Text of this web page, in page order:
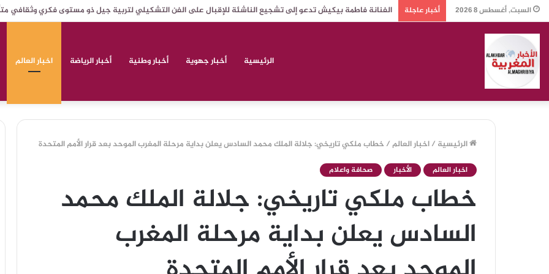
السبت, أغسطس 8 2026 أخبار عاجلة الفنانة فاطمة بيكيش تدعو إلى تشجيع الناشئة للإقبال على الفن التشكيلي لتربية جيل ذو مستوى فكري وثقافي
الرئيسية أخبار جهوية أخبار وطنية أخبار الرياضة اخبار العالم
الرئيسية /اخبار العالم / خطاب ملكي تاريخي: جلالة الملك محمد السادس يعلن بداية مرحلة المغرب الموحد بعد قرار الأمم المتحدة
اخبار العالم الأخبار صحافة واعلام
خطاب ملكي تاريخي: جلالة الملك محمد
السادس يعلن بداية مرحلة المغرب